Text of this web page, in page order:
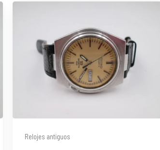
Relojes antiguos